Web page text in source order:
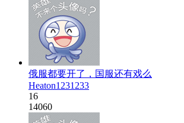
俄服都要开了，国服还有戏么
Heaton1231233
16
14060